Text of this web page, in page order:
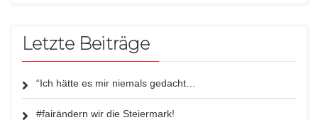
Letzte Beiträge
“Ich hätte es mir niemals gedacht…
#fairändern wir die Steiermark!